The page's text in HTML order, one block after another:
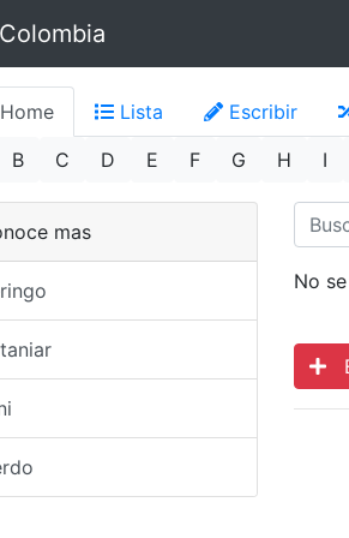
Home Lista Escribir
B C D E F G H I
No
mas